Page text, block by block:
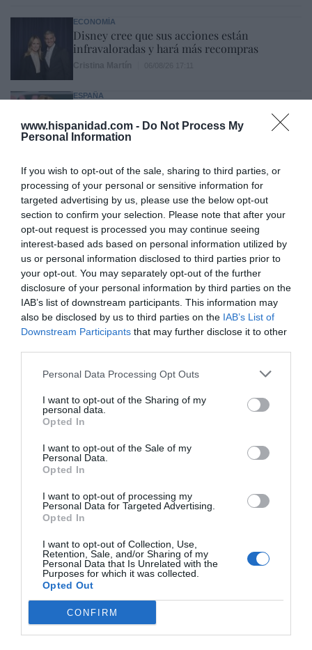
www.hispanidad.com - Do Not Process My
Personal Information
If you wish to opt-out of the sale, sharing to third parties, or
processing of your personal or sensitive information for
targeted advertising by us, please use the below opt-out
section to confirm your selection. Please note that after your
opt-out request is processed you may continue seeing
interest-based ads based on personal information utilized by
us or personal information disclosed to third parties prior to
your opt-out. You may separately opt-out of the further
disclosure of your personal information by third parties on the
IAB’s list of downstream participants. This information may
also be disclosed by us to third parties on the IAB’s List of
Downstream Participants that may further disclose it to other
Personal Data Processing Opt Outs
I want to opt-out of the Sharing of my
personal data.
Opted In
I want to opt-out of the Sale of my
Personal Data.
Opted In
I want to opt-out of processing my
Personal Data for Targeted Advertising.
Opted In
I want to opt-out of Collection, Use,
Retention, Sale, and/or Sharing of my
Personal Data that Is Unrelated with the
Purposes for which it was collected.
Opted Out
CONFIRM
ECONOMÍA
Disney cree que sus acciones están
infravaloradas y hará más recompras
ESPAÑA
Gobierno Sánchez, escaso en reputación e
influencia internacional: se conforma con
Cristina Martín 06/08/26 12:41
INTERNACIONAL
Colombia. De la Espriella toma posesión
como presidente, entre amenazas terroristas
del ELN y el sabotaje de la Izquierda
José Ángel Gutiérrez 06/08/26 12:35
OPINIÓN
Vox pide devolver a los hijos con sus padres...
y es fascista...el PNV opina lo mismo... y es
progresista
Redacción 06/08/26 17:03
Siemens baja en bolsa, pese a que vuelve a
Cristina Martín 06/08/26 15:12
“Sánchez es un sinvergüenza que ha
abandonado a su país, porque Ceuta es
España. Tenemos un Gobierno en
connivencia con Marruecos”: acusa una ceutí
Hispanidad 06/08/26 11:30
Marcelo Gullo: “El trabajo de desmitificar la
historia, de poner la verdadera, de
desmontar la falsificación, es un trabajo
cristiano"
por Hispanidad